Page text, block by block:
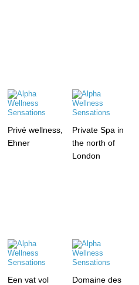
Privé wellness,
Ehner
Private Spa in
the north of
London
Een vat vol
Domaine des